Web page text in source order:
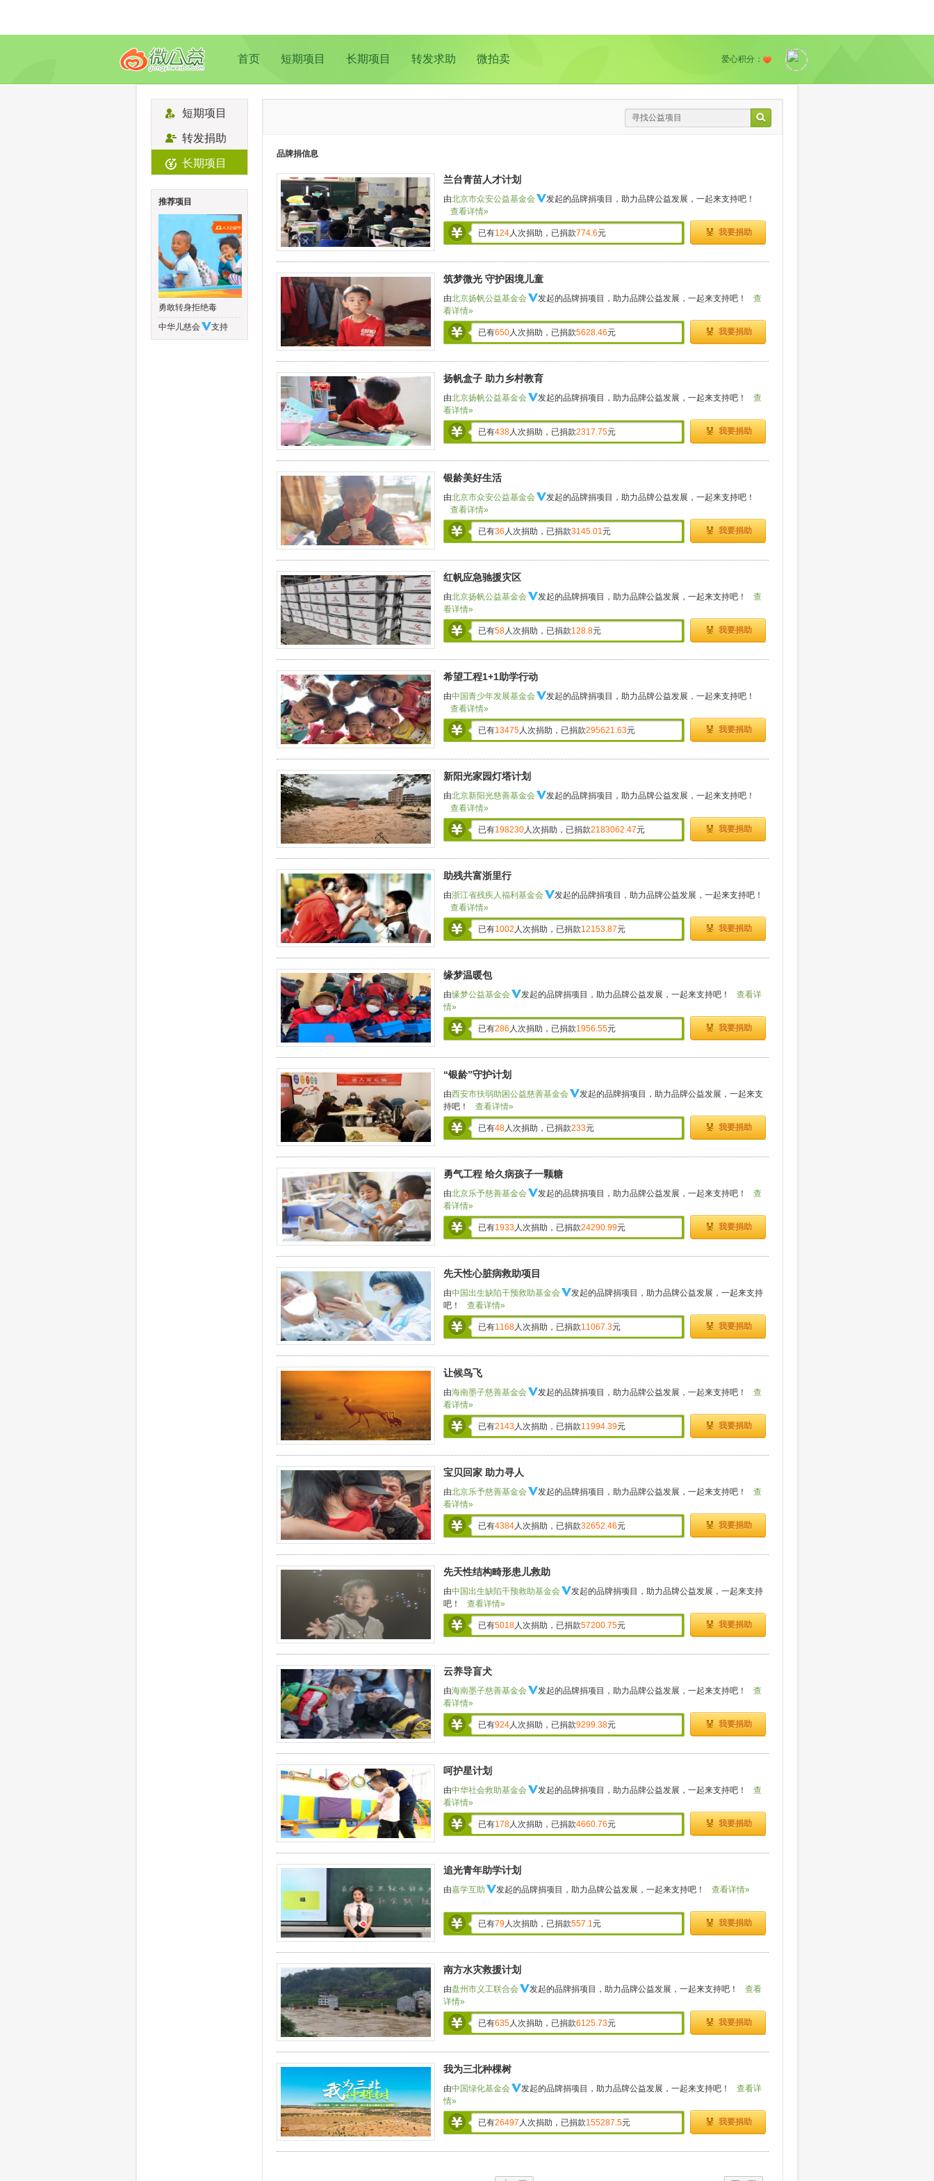
首页 短期项目 长期项目 转发求助 微拍卖 爱心积分：
短期项目
转发捐助
长期项目
推荐项目
勇敢转身拒绝毒
中华儿慈会
支持
品牌捐信息
兰台青苗人才计划
由北京市众安公益基金会
发起的品牌捐项目，助力品牌公益发展，一起来支持吧！
查看详情»
已有124 人次捐助，已捐款774.6元 我要捐助
筑梦微光 守护困境儿童
由北京扬帆公益基金会 发起的品牌捐项目，助力品牌公益发展，一起来支持吧！
查
看详情»
已有650 人次捐助，已捐款5628.46元 我要捐助
扬帆盒子 助力乡村教育
由北京扬帆公益基金会 发起的品牌捐项目，助力品牌公益发展，一起来支持吧！
查
看详情»
已有438 人次捐助，已捐款2317.75元 我要捐助
银龄美好生活
由北京市众安公益基金会
发起的品牌捐项目，助力品牌公益发展，一起来支持吧！
查看详情»
已有36 人次捐助，已捐款3145.01 元 我要捐助
红帆应急驰援灾区
由北京扬帆公益基金会 发起的品牌捐项目，助力品牌公益发展，一起来支持吧！
查
看详情»
已有58 人次捐助，已捐款128.8元 我要捐助
希望工程1+1助学行动
由中国青少年发展基金会
发起的品牌捐项目，助力品牌公益发展，一起来支持吧！
查看详情»
已有13475 人次捐助，已捐款295621.63元 我要捐助
新阳光家园灯塔计划
由北京新阳光慈善基金会
发起的品牌捐项目，助力品牌公益发展，一起来支持吧！
查看详情»
已有198230 人次捐助，已捐款2183062.47元 我要捐助
助残共富浙里行
由浙江省残疾人福利基金会
发起的品牌捐项目，助力品牌公益发展，一起来支持吧！
查看详情»
已有1002 人次捐助，已捐款12153.87元 我要捐助
缘梦温暖包
由缘梦公益基金会 发起的品牌捐项目，助力品牌公益发展，一起来支持吧！
查看详
情»
已有286 人次捐助，已捐款1956.55元 我要捐助
“银龄”守护计划
由西安市扶弱助困公益慈善基金会
发起的品牌捐项目，助力品牌公益发展，一起来支
持吧！
查看详情»
已有48 人次捐助，已捐款233元 我要捐助
勇气工程 给久病孩子一颗糖
由北京乐予慈善基金会 发起的品牌捐项目，助力品牌公益发展，一起来支持吧！
查
看详情»
已有1933 人次捐助，已捐款24290.99元 我要捐助
先天性心脏病救助项目
由中国出生缺陷干预救助基金会
发起的品牌捐项目，助力品牌公益发展，一起来支持
吧！
查看详情»
已有1168 人次捐助，已捐款11067.3元 我要捐助
让候鸟飞
由海南墨子慈善基金会 发起的品牌捐项目，助力品牌公益发展，一起来支持吧！
查
看详情»
已有2143 人次捐助，已捐款11994.39元 我要捐助
宝贝回家 助力寻人
由北京乐予慈善基金会 发起的品牌捐项目，助力品牌公益发展，一起来支持吧！
查
看详情»
已有4384 人次捐助，已捐款32652.46元 我要捐助
先天性结构畸形患儿救助
由中国出生缺陷干预救助基金会
发起的品牌捐项目，助力品牌公益发展，一起来支持
吧！
查看详情»
已有5018 人次捐助，已捐款57200.75元 我要捐助
云养导盲犬
由海南墨子慈善基金会 发起的品牌捐项目，助力品牌公益发展，一起来支持吧！
查
看详情»
已有924 人次捐助，已捐款9299.38元 我要捐助
呵护星计划
由中华社会救助基金会 发起的品牌捐项目，助力品牌公益发展，一起来支持吧！
查
看详情»
已有178 人次捐助，已捐款4660.76元 我要捐助
追光青年助学计划
由嘉学互助 发起的品牌捐项目，助力品牌公益发展，一起来支持吧！ 查看详情»
已有79 人次捐助，已捐款557.1 元 我要捐助
南方水灾救援计划
由盘州市义工联合会 发起的品牌捐项目，助力品牌公益发展，一起来支持吧！
查看
详情»
已有635 人次捐助，已捐款6125.73元 我要捐助
我为三北种棵树
由中国绿化基金会 发起的品牌捐项目，助力品牌公益发展，一起来支持吧！
查看详
情»
已有26497 人次捐助，已捐款155287.5元 我要捐助